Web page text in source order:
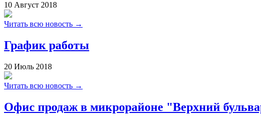
10 Август 2018
Читать всю новость →
График работы
20 Июль 2018
Читать всю новость →
Офис продаж в микрорайоне "Верхний